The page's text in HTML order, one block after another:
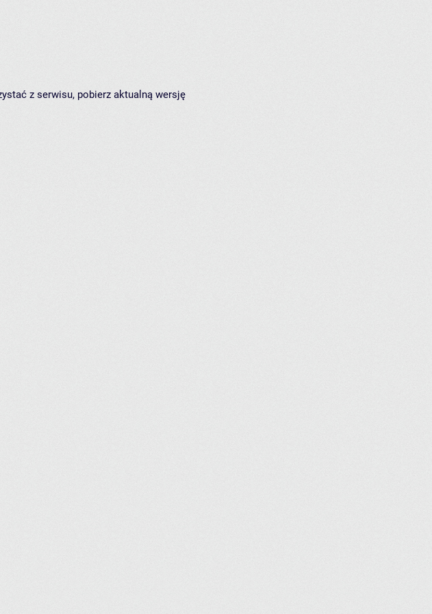
z serwisu, pobierz aktualną wersję